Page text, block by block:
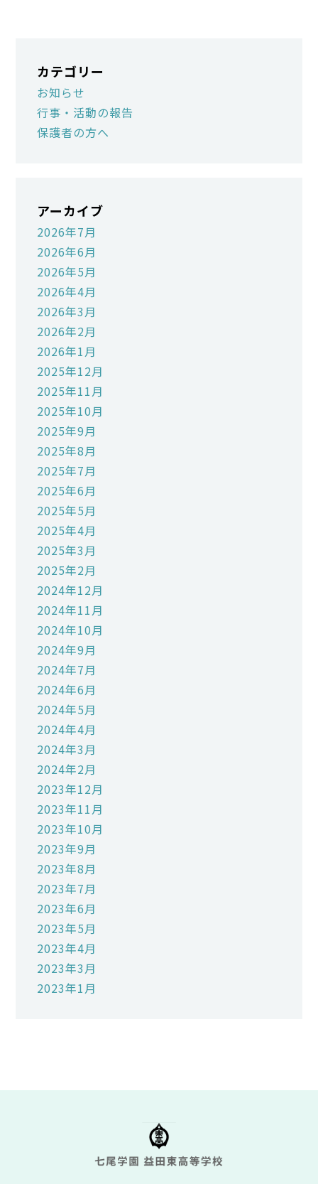
カテゴリー
お知らせ
行事・活動の報告
保護者の方へ
アーカイブ
2026年7月
2026年6月
2026年5月
2026年4月
2026年3月
2026年2月
2026年1月
2025年12月
2025年11月
2025年10月
2025年9月
2025年8月
2025年7月
2025年6月
2025年5月
2025年4月
2025年3月
2025年2月
2024年12月
2024年11月
2024年10月
2024年9月
2024年7月
2024年6月
2024年5月
2024年4月
2024年3月
2024年2月
2023年12月
2023年11月
2023年10月
2023年9月
2023年8月
2023年7月
2023年6月
2023年5月
2023年4月
2023年3月
2023年1月